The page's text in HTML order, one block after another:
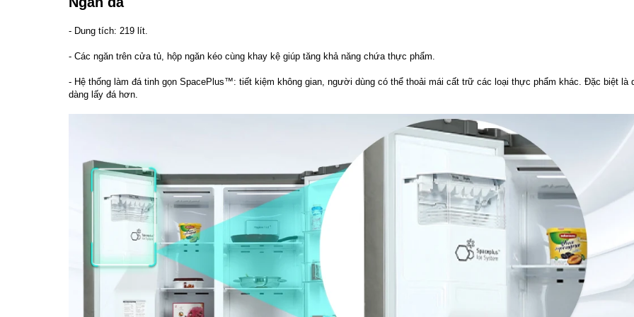
- Dung tích: 219 lít.
- Các ngăn trên cửa tủ, hộp ngăn kéo cùng khay kệ giúp tăng khả năng chứa thực phẩm.
- Hệ thống làm đá tinh gọn SpacePlus™: tiết kiệm không gian, người dùng có thể thoải mái cất trữ các loại thực phẩm khác. Đặc biệt là
dàng lấy đá hơn.